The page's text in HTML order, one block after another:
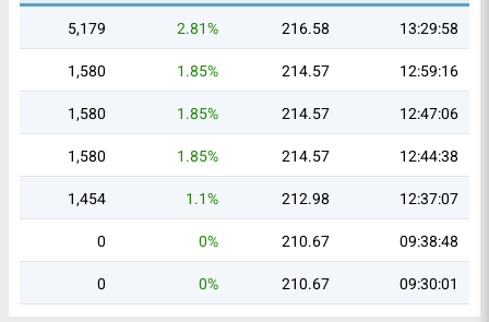
13:29:58
216.58
2.81%
5,179
12:59:16
214.57
1.85%
1,580
12:47:06
214.57
1.85%
1,580
12:44:38
214.57
1.85%
1,580
12:37:07
212.98
1.1%
1,454
09:38:48
210.67
0%
0
09:30:01
210.67
0%
0